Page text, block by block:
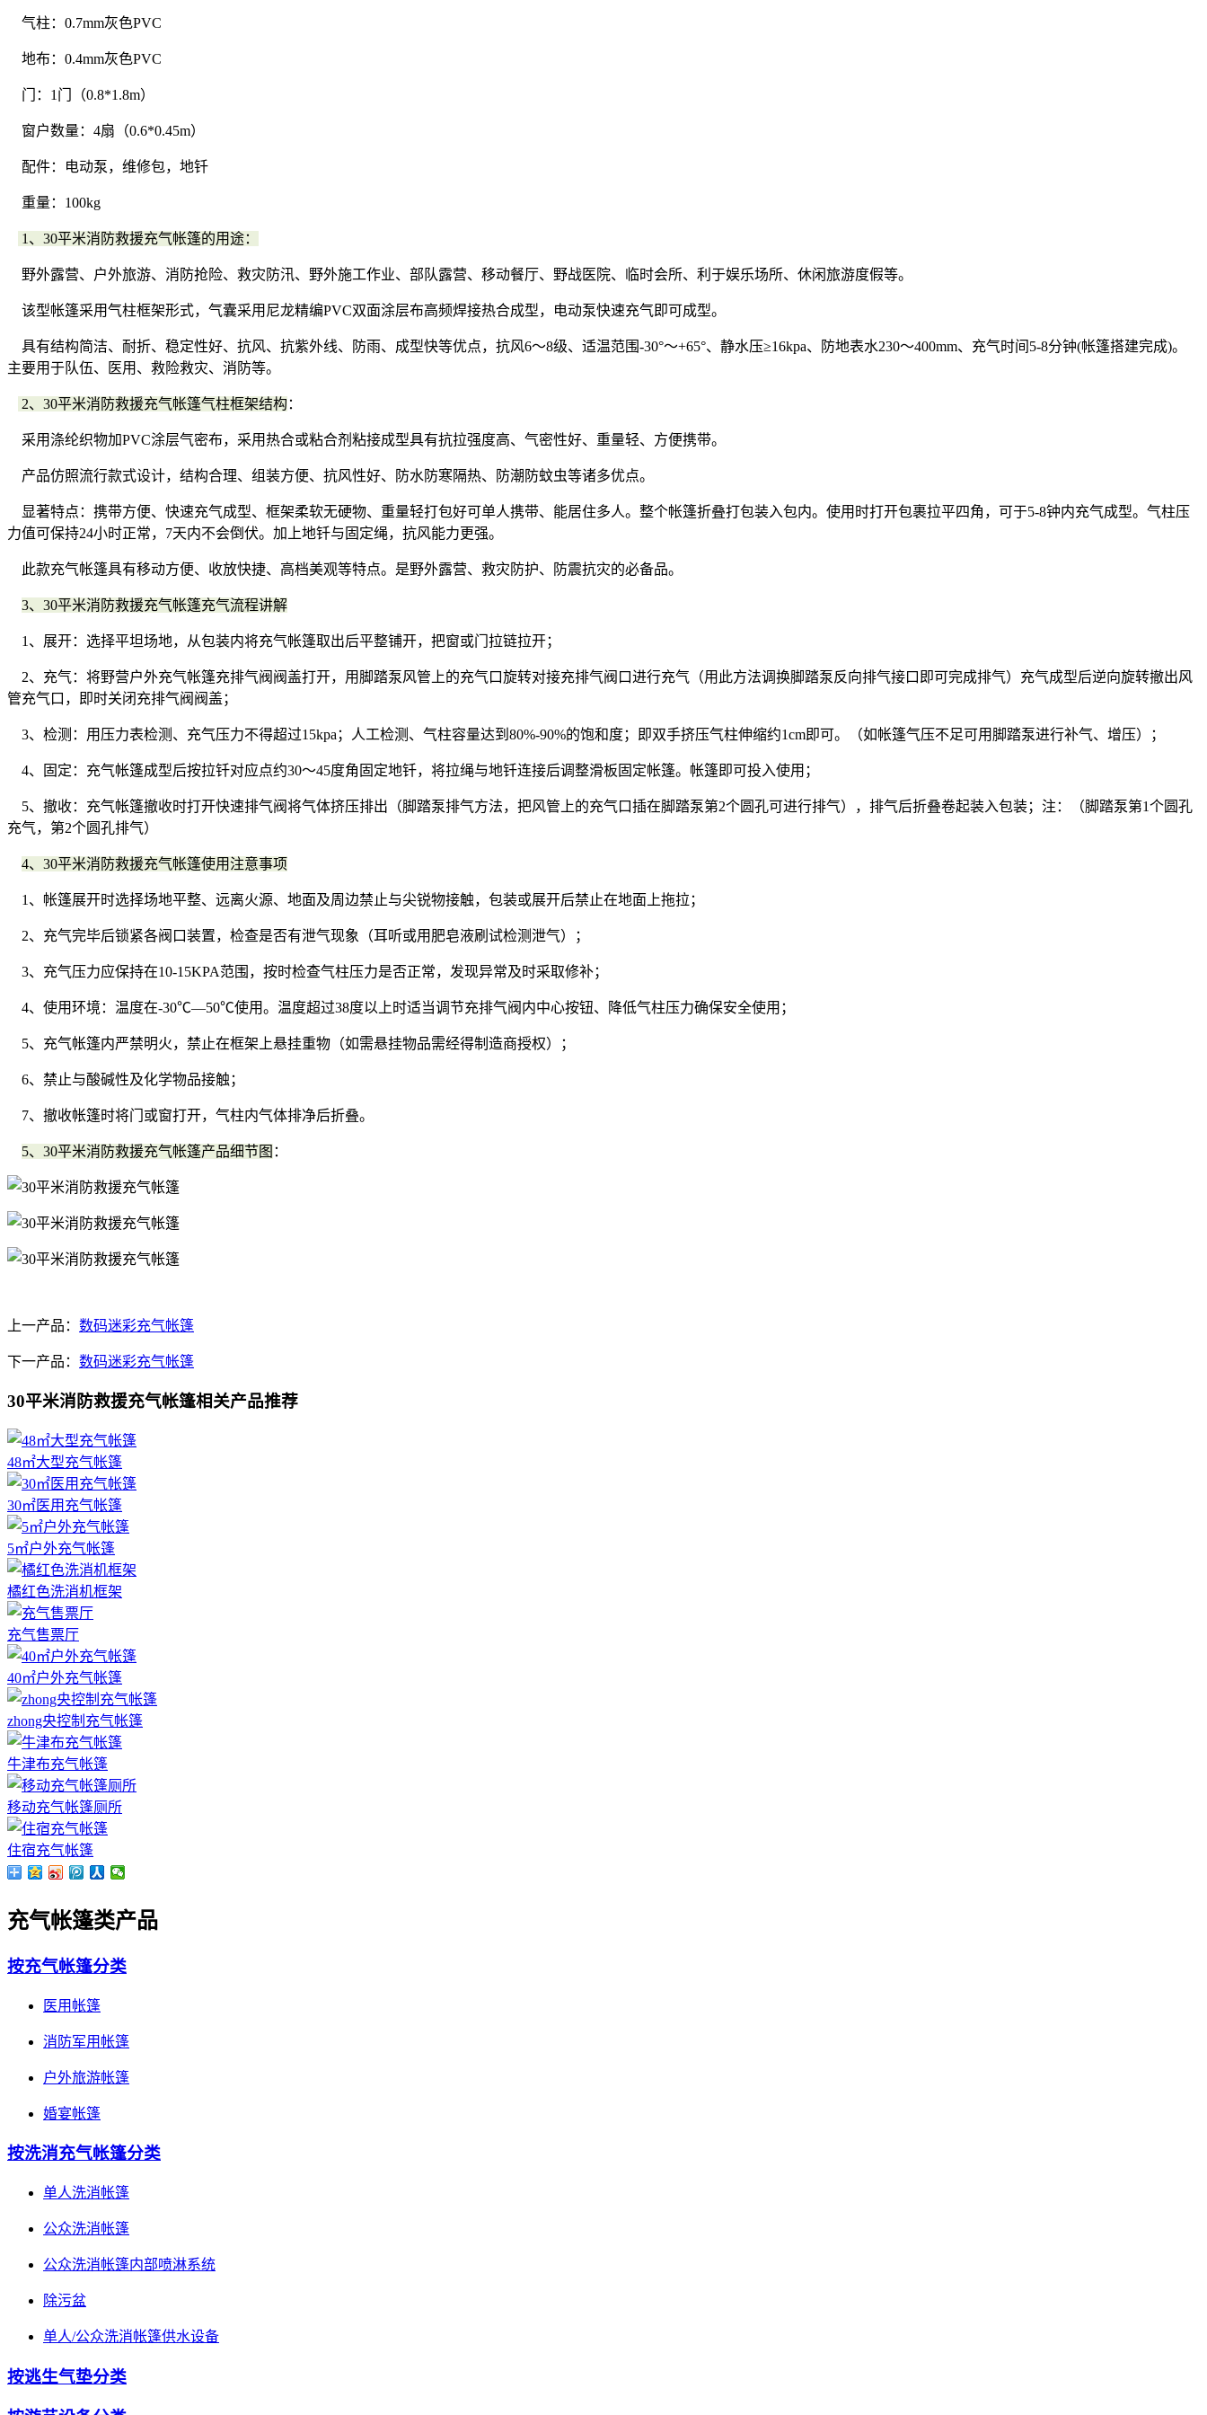
气柱：0.7mm灰色PVC
地布：0.4mm灰色PVC
门：1门（0.8*1.8m）
窗户数量：4扇（0.6*0.45m）
配件：电动泵，维修包，地钎
重量：100kg
1、30平米消防救援充气帐篷的用途：
野外露营、户外旅游、消防抢险、救灾防汛、野外施工作业、部队露营、移动餐厅、野战医院、临时会所、利于娱乐场所、休闲旅游度假等。
该型帐篷采用气柱框架形式，气囊采用尼龙精编PVC双面涂层布高频焊接热合成型，电动泵快速充气即可成型。
具有结构简洁、耐折、稳定性好、抗风、抗紫外线、防雨、成型快等优点，抗风6～8级、适温范围-30°～+65°、静水压≥16kpa、防地表水230～400mm、充气时间5-8分钟(帐篷搭建完成)。
主要用于队伍、医用、救险救灾、消防等。
2、30平米消防救援充气帐篷气柱框架结构 ：
采用涤纶织物加PVC涂层气密布，采用热合或粘合剂粘接成型具有抗拉强度高、气密性好、重量轻、方便携带。
产品仿照流行款式设计，结构合理、组装方便、抗风性好、防水防寒隔热、防潮防蚊虫等诸多优点。
显著特点：携带方便、快速充气成型、框架柔软无硬物、重量轻打包好可单人携带、能居住多人。整个帐篷折叠打包装入包内。使用时打开包裹拉平四角，可于5-8钟内充气成型。气柱压
力值可保持24小时正常，7天内不会倒伏。加上地钎与固定绳，抗风能力更强。
此款充气帐篷具有移动方便、收放快捷、高档美观等特点。是野外露营、救灾防护、防震抗灾的必备品。
3、30平米消防救援充气帐篷充气流程讲解
1、展开：选择平坦场地，从包装内将充气帐篷取出后平整铺开，把窗或门拉链拉开；
2、充气：将野营户外充气帐篷充排气阀阀盖打开，用脚踏泵风管上的充气口旋转对接充排气阀口进行充气（用此方法调换脚踏泵反向排气接口即可完成排气）充气成型后逆向旋转撤出风
管充气口，即时关闭充排气阀阀盖；
3、检测：用压力表检测、充气压力不得超过15kpa；人工检测、气柱容量达到80%-90%的饱和度；即双手挤压气柱伸缩约1cm即可。（如帐篷气压不足可用脚踏泵进行补气、增压）；
4、固定：充气帐篷成型后按拉钎对应点约30～45度角固定地钎，将拉绳与地钎连接后调整滑板固定帐篷。帐篷即可投入使用；
5、撤收：充气帐篷撤收时打开快速排气阀将气体挤压排出（脚踏泵排气方法，把风管上的充气口插在脚踏泵第2个圆孔可进行排气），排气后折叠卷起装入包装；注：（脚踏泵第1个圆孔
充气，第2个圆孔排气）
4、30平米消防救援充气帐篷使用注意事项
1、帐篷展开时选择场地平整、远离火源、地面及周边禁止与尖锐物接触，包装或展开后禁止在地面上拖拉；
2、充气完毕后锁紧各阀口装置，检查是否有泄气现象（耳听或用肥皂液刷试检测泄气）；
3、充气压力应保持在10-15KPA范围，按时检查气柱压力是否正常，发现异常及时采取修补；
4、使用环境：温度在-30℃—50℃使用。温度超过38度以上时适当调节充排气阀内中心按钮、降低气柱压力确保安全使用；
5、充气帐篷内严禁明火，禁止在框架上悬挂重物（如需悬挂物品需经得制造商授权）；
6、禁止与酸碱性及化学物品接触；
7、撤收帐篷时将门或窗打开，气柱内气体排净后折叠。
5、30平米消防救援充气帐篷产品细节图 ：
上一产品： 数码迷彩充气帐篷
下一产品： 数码迷彩充气帐篷
30平米消防救援充气帐篷相关产品推荐
48㎡大型充气帐篷
30㎡医用充气帐篷
5㎡户外充气帐篷
橘红色洗消机框架
充气售票厅
40㎡户外充气帐篷
zhong央控制充气帐篷
牛津布充气帐篷
移动充气帐篷厕所
住宿充气帐篷
充气帐篷类产品
按充气帐篷分类
医用帐篷
消防军用帐篷
户外旅游帐篷
婚宴帐篷
按洗消充气帐篷分类
单人洗消帐篷
公众洗消帐篷
公众洗消帐篷内部喷淋系统
除污盆
单人/公众洗消帐篷供水设备
按逃生气垫分类